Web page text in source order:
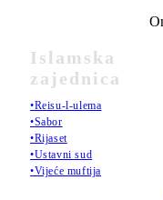
Islamska
zajednica
•Reisu-l-ulema
•Sabor
•Rijaset
•Ustavni sud
•Vijeće muftija